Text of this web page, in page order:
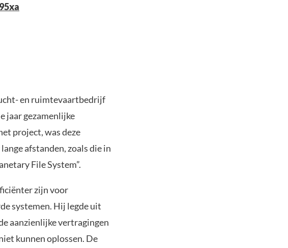
en ruimtevaartbedrijf
jaar gezamenlijke
project, was deze
afstanden, zoals die in
File System”.
zijn voor
systemen. Hij legde uit
aanzienlijke vertragingen
kunnen oplossen. De